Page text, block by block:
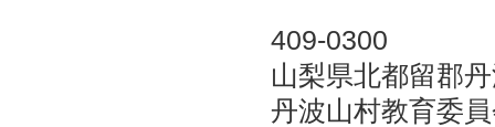
409-0300
山梨県北都留郡
丹波山村教育委